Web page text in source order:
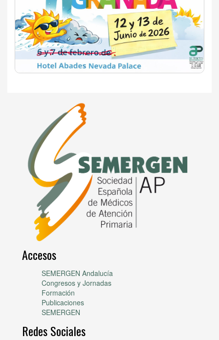
Accesos
SEMERGEN Andalucía
Congresos y Jornadas
Formación
Publicaciones
SEMERGEN
Redes Sociales